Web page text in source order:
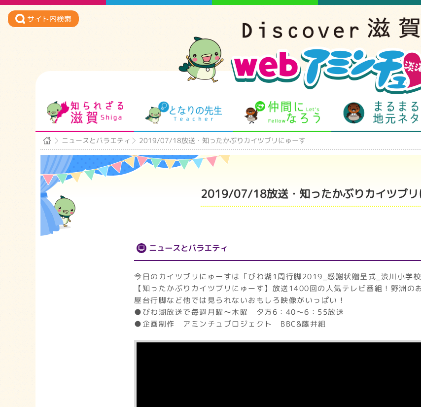
サイト内検索
知られざる滋賀 となりの先生 仲間になろう
ニュースとバラエティ 2019/07/18放送・知ったかぶりカイツブリにゅーす
2019/07/18放送・知ったかぶりカイツブリ
ニュースとバラエティ
今日のカイツブリにゅーすは「びわ湖1周行脚2019_感謝状贈呈式_渋川小学
【知ったかぶりカイツブリにゅーす】放送1400回の人気テレビ番組！野洲の
屋台行脚など他では見られないおもしろ映像がいっぱい！
●びわ湖放送で毎週月曜～木曜 夕方6：40～6：55放送
●企画制作 アミンチュプロジェクト BBC&藤井組